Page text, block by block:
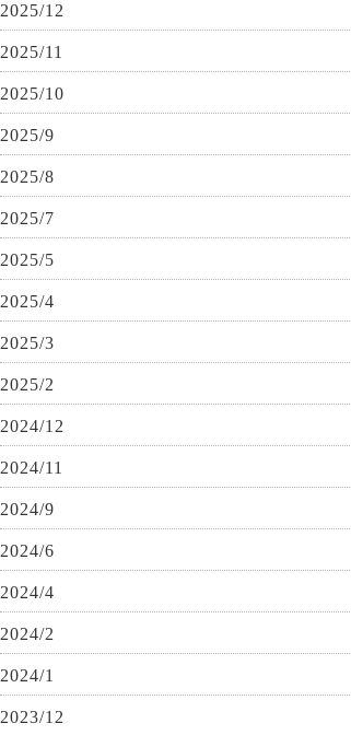
2025/12
2025/11
2025/10
2025/9
2025/8
2025/7
2025/5
2025/4
2025/3
2025/2
2024/12
2024/11
2024/9
2024/6
2024/4
2024/2
2024/1
2023/12